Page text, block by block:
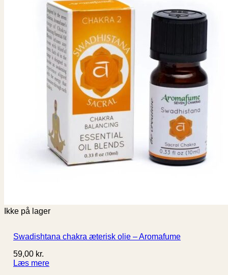
Ikke på lager
Swadishtana chakra æterisk olie – Aromafume
59,00 kr.
Læs mere